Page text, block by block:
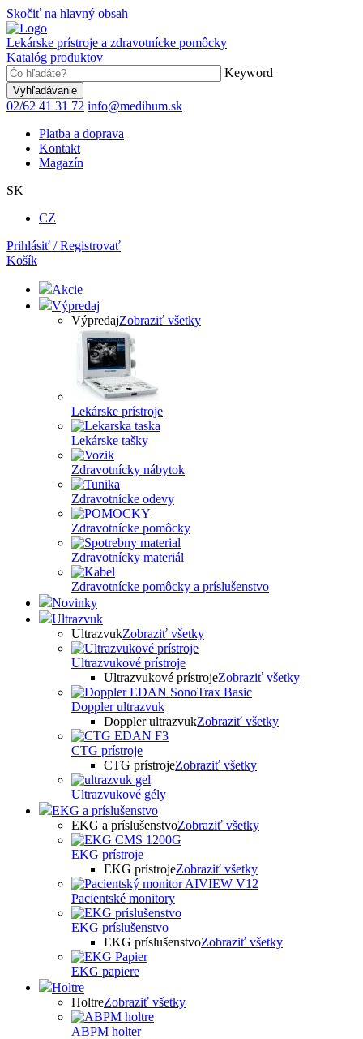
Skočiť na hlavný obsah
Lekárske prístroje a zdravotnícke pomôcky
Katalóg produktov
Keyword
02/62 41 31 72 info@medihum.sk
Platba a doprava
Kontakt
Magazín
SK
CZ
Prihlásiť / Registrovať
Košík
Akcie
Výpredaj
VýpredajZobraziť všetky
Lekárske prístroje
Lekárske tašky
Zdravotnícky nábytok
Zdravotnícke odevy
Zdravotnícke pomôcky
Zdravotnícky materiál
Zdravotnícke pomôcky a príslušenstvo
Novinky
Ultrazvuk
UltrazvukZobraziť všetky
Ultrazvukové prístroje
Ultrazvukové prístrojeZobraziť všetky
Doppler ultrazvuk
Doppler ultrazvukZobraziť všetky
CTG prístroje
CTG prístrojeZobraziť všetky
Ultrazvukové gély
EKG a príslušenstvo
EKG a príslušenstvoZobraziť všetky
EKG prístroje
EKG prístrojeZobraziť všetky
Pacientské monitory
EKG príslušenstvo
EKG príslušenstvoZobraziť všetky
EKG papiere
Holtre
HoltreZobraziť všetky
ABPM holter